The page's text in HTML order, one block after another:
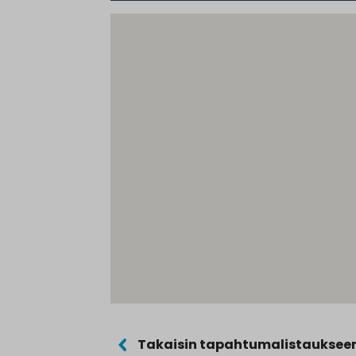
Takaisin